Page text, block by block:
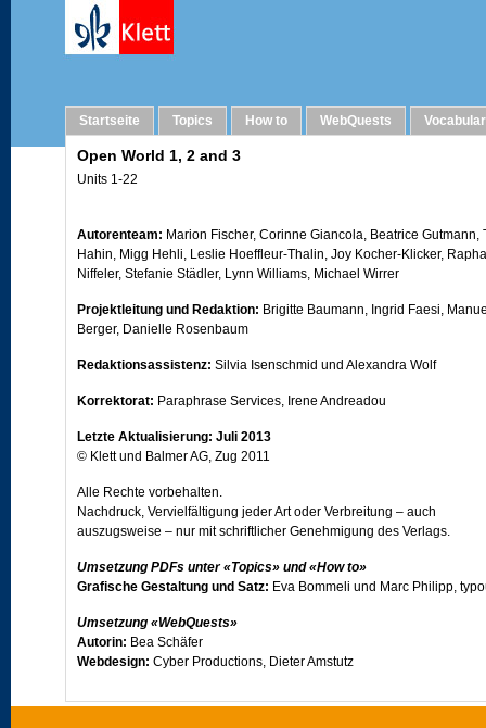
Startseite Topics How to WebQuests
Open World 1, 2 and 3
Units 1-22
Autorenteam: Marion Fischer, Corinne Giancola, Beatrice Gutmann,
Hahin, Migg Hehli, Leslie Hoeffleur-Thalin, Joy Kocher-Klicker,
Niffeler, Stefanie Städler, Lynn Williams, Michael Wirrer
Projektleitung und Redaktion: Brigitte Baumann, Ingrid Faesi,
Berger, Danielle Rosenbaum
Redaktionsassistenz: Silvia Isenschmid und Alexandra Wolf
Korrektorat: Paraphrase Services, Irene Andreadou
Letzte Aktualisierung: Juli 2013
© Klett und Balmer AG, Zug 2011
Alle Rechte vorbehalten.
Nachdruck, Vervielfältigung jeder Art oder Verbreitung – auch
auszugsweise – nur mit schriftlicher Genehmigung des Verlags.
Umsetzung PDFs unter «Topics» und «How to»
Grafische Gestaltung und Satz: Eva Bommeli und Marc Philipp,
Umsetzung «WebQuests»
Autorin: Bea Schäfer
Webdesign: Cyber Productions, Dieter Amstutz
Umsetzung «Vocabulary/PET vocabulary exercises»